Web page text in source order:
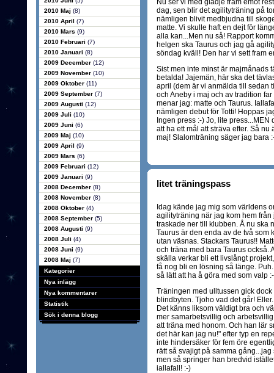
2010 Maj (8)
2010 April (7)
2010 Mars (9)
2010 Februari (7)
2010 Januari (8)
2009 December (12)
2009 November (10)
2009 Oktober (11)
2009 September (7)
2009 Augusti (12)
2009 Juli (10)
2009 Juni (6)
2009 Maj (10)
2009 April (9)
2009 Mars (6)
2009 Februari (12)
2009 Januari (9)
2008 December (8)
2008 November (8)
2008 Oktober (4)
2008 September (5)
2008 Augusti (9)
2008 Juli (4)
2008 Juni (9)
2008 Maj (7)
Kategorier
Nya inlägg
Nya kommentarer
Statistik
Sök i denna blogg
Nu ser vi med glädje fram emot
dag, sen blir det agilityträning på
nämligen blivit medbjudna till
matte. Vi skulle haft en dejt för
alla kan...Men nu så! Rapport
helgen ska Taurus och jag gå
söndag kväll! Den har vi sett fram
Sist men inte minst är majmånads
betalda! Jajemän, här ska det
april (dem är vi anmälda till sedan
och Aneby i maj och av tradition
menar jag: matte och Taurus.
nämligen debut för Totti! Hoppas
Ingen press :-) Jo, lite
att ha ett mål att sträva efter. Så
maj! Slalomträning säger jag bara
litet träningspass
Idag kände jag mig som världens
agilityträning när jag kom hem
traskade ner till klubben. Å nu ska
Taurus är den enda av de två som
utan väsnas. Stackars Taurus!!
och träna med bara Taurus också.
skälla verkar bli ett livslångt
få nog bli en lösning så länge.
så lätt att ha å göra med som valp
Träningen med ulltussen gick
blindbyten. Tjoho vad det går!
Det känns liksom väldigt bra och
mer samarbetsvillig och
att träna med honom. Och han lär
det här kan jag nu!" efter typ en
inte hindersäker för fem öre
rätt så svajigt på samma
men så springer han bredvid
iallafall! :-)